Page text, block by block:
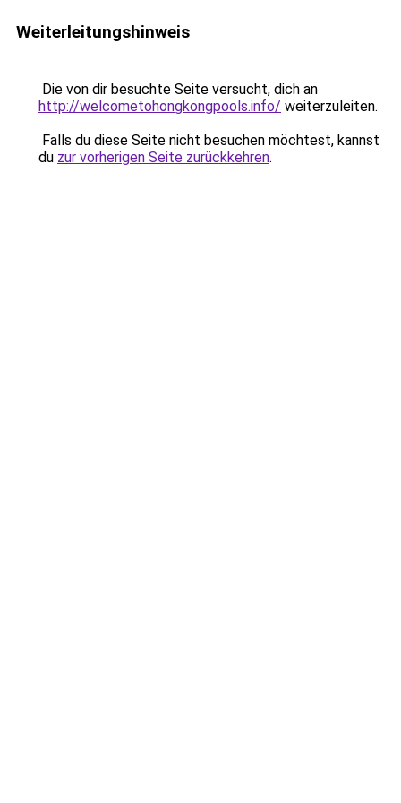
Weiterleitungshinweis
Die von dir besuchte Seite versucht, dich an
http://welcometohongkongpools.info/ weiterzuleiten.
Falls du diese Seite nicht besuchen möchtest, kannst
du zur vorherigen Seite zurückkehren.